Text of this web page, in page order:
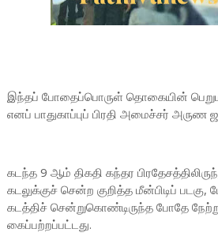
இந்தப் போதைப்பொருள் தொகையின்
எனப் பாதுகாப்புப் பிரதி அமைச்சர் அருண
கடந்த 9 ஆம் திகதி கந்தர
கடலுக்குச் சென்ற குறித்த மீன்பிடிப்
கடத்திச் சென்றுகொண்டிருந்த போதே
கைப்பற்றப்பட்டது.